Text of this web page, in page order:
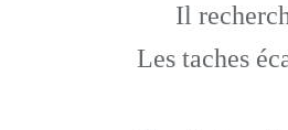
Il
Les taches